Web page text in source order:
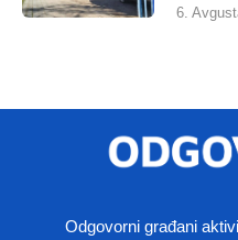
6.
Odgovorni građani